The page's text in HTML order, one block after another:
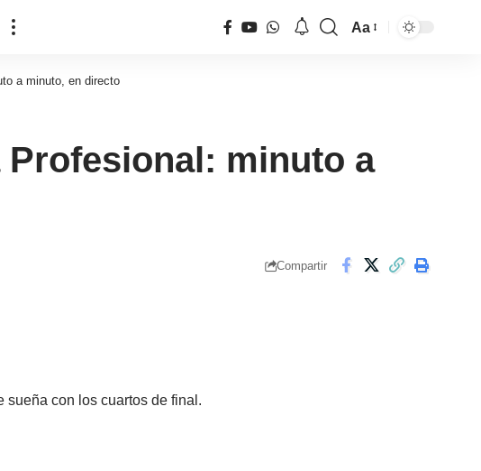
Aa
a minuto, en directo
Profesional: minuto a
Compartir
sueña con los cuartos de final.